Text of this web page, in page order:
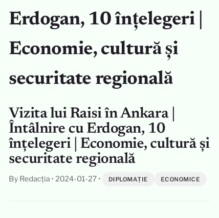
Erdogan, 10 înțelegeri |
Economie, cultură și
securitate regională
Vizita lui Raisi în Ankara |
Întâlnire cu Erdogan, 10
înțelegeri | Economie, cultură și
securitate regională
By Redacția• 2024-01-27• DIPLOMAȚIE ECONOMICE